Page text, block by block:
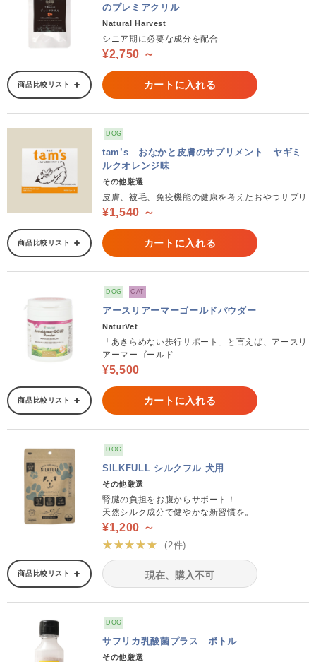
のプレミアクリル
Natural Harvest
シニア期に必要な成分を配合
¥2,750 ～
商品比較リスト カートに入れる
DOG
tam’s おなかと皮膚のサプリメント ヤギミ
ルクオレンジ味
その他厳選
皮膚、被毛、免疫機能の健康を考えたおやつサプリ
¥1,540 ～
商品比較リスト カートに入れる
DOG CAT
アースリアーマーゴールドパウダー
NaturVet
「あきらめない歩行サポート」と言えば、アースリ
アーマーゴールド
¥5,500
商品比較リスト カートに入れる
DOG
SILKFULL シルクフル 犬用
その他厳選
腎臓の負担をお腹からサポート！
天然シルク成分で健やかな新習慣を。
¥1,200 ～
★★★★★
(2件)
商品比較リスト 現在、購入不可
DOG
サフリカ乳酸菌プラス ボトル
その他厳選